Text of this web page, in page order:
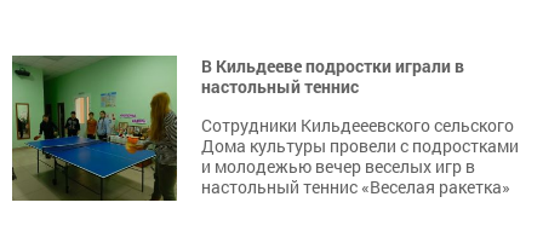
В Кильдееве подростки играли в
настольный теннис
Сотрудники Кильдееевского сельского
Дома культуры провели с подростками
и молодежью вечер веселых игр в
настольный теннис «Веселая ракетка»